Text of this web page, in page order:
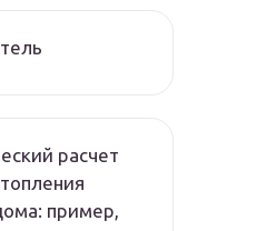
расчет
пример,